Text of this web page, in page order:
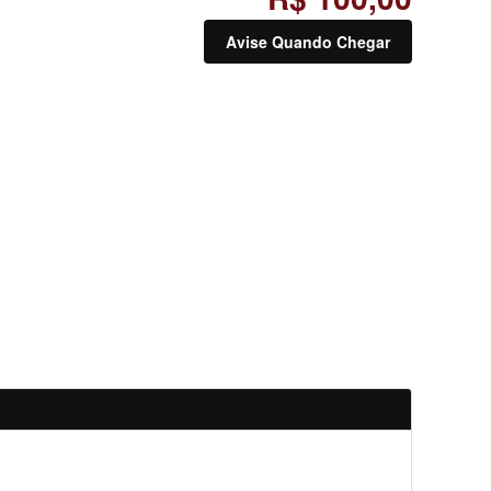
Avise Quando Chegar